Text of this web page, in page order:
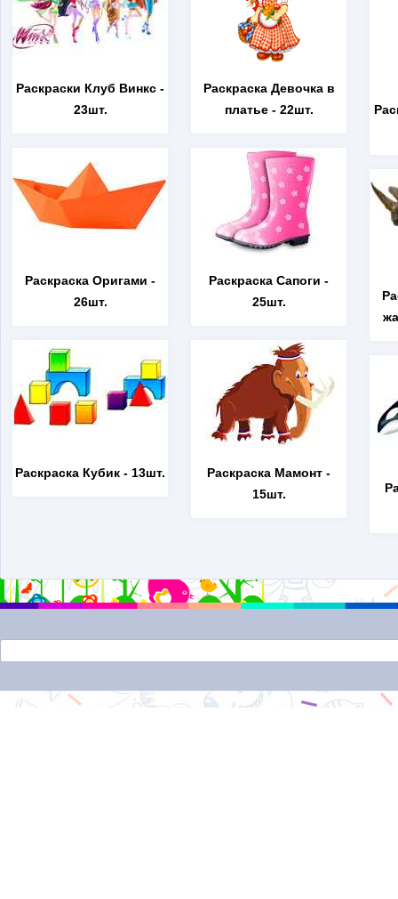
Раскраски Клуб Винкс -
23шт.
Раскраска Оригами -
26шт.
Раскраска Кубик - 13шт.
Раскраска Девочка в
платье- 22шт.
Раскраска Сапоги -
25шт.
Раскраска Мамонт -
15шт.